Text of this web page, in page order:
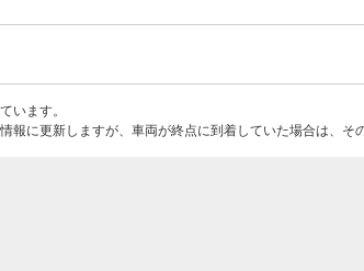
います。
報に更新しますが、車両が終点に到着していた場合は、そ